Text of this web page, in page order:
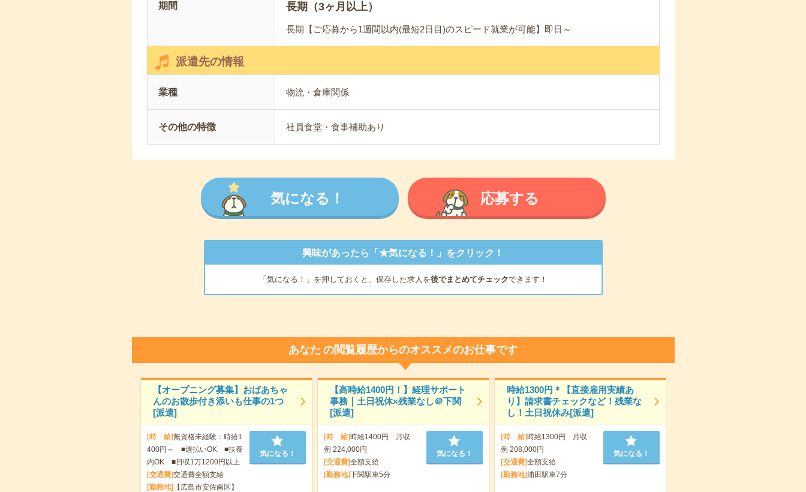
期間 長期（3ヶ月以上）
長期【ご応募から1週間以内(最短2日目)のスピード就業が可能】即日～
派遣先の情報
業種 物流・倉庫関係
その他の特徴 社員食堂・食事補助あり
気になる！ 応募する
興味があったら「★気になる！」をクリック！
「気になる！」を押しておくと、保存した求人を後でまとめてチェックできます！
あなた の閲覧履歴からのオススメのお仕事です
【オープニング募集】おばあちゃ
んのお散歩付き添いも仕事の1つ
[派遣]
[時 給]無資格未経験：時給1
400円～ ■週払いOK ■扶養
内OK ■日収1万1200円以上
[交通費]交通費全額支給
[勤務地]
【広島市安佐南区】
気になる！
【高時給1400円！】経理サポート
事務｜土日祝休×残業なし＠下関
[派遣]
[時 給]時給1400円 月収
例 224,000円
[交通費]全額支給
[勤務地]下関駅車5分
気になる！
時給1300円＊【直接雇用実績あ
り】請求書チェックなど！残業な
し！土日祝休み[派遣]
[時 給]時給1300円 月収
例 208,000円
[交通費]全額支給
[勤務地]浦田駅車7分
気になる！